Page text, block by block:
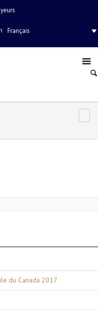
Français
du Canada 2017